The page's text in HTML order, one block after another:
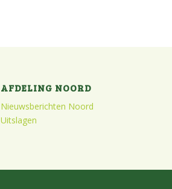
AFDELING NOORD
Nieuwsberichten Noord
Uitslagen